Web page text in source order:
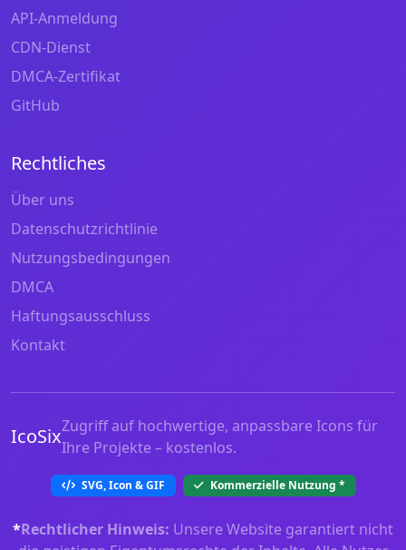
API-Anmeldung
CDN-Dienst
DMCA-Zertifikat
GitHub
Rechtliches
Über uns
Datenschutzrichtlinie
Nutzungsbedingungen
DMCA
Haftungsausschluss
Kontakt
IcoSixZugriff auf hochwertige, anpassbare Icons für
Ihre Projekte – kostenlos.
SVG, Icon & GIF Kommerzielle Nutzung *
*Rechtlicher Hinweis: Unsere Website garantiert nicht